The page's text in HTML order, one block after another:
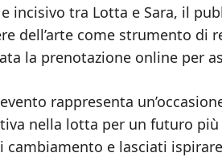
incisivo tra Lotta e Sara, il
dell’arte come strumento di
la prenotazione online per
rappresenta
nella lotta per un futuro
cambiamento e lasciati ispirare